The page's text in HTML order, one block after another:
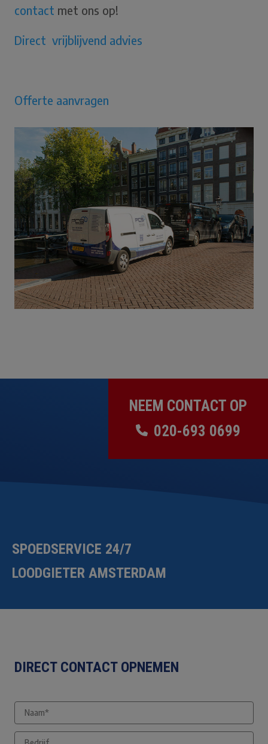
contact met ons op!
Direct vrijblijvend advies
Offerte aanvragen
NEEM CONTACT OP
020-693 0699
SPOEDSERVICE 24/7
LOODGIETER AMSTERDAM
DIRECT CONTACT OPNEMEN